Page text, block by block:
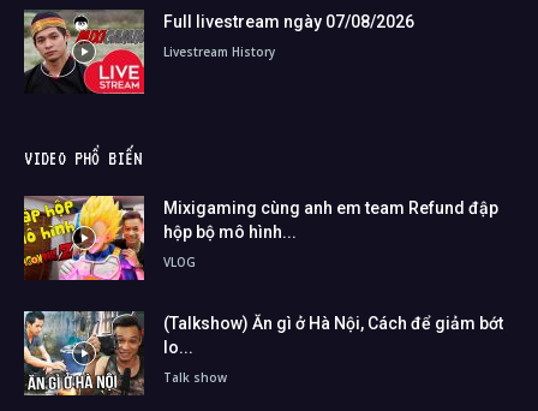
Full livestream ngày 07/08/2026
Livestream History
VIDEO PHỔ BIẾN
Mixigaming cùng anh em team Refund đập
hộp bộ mô hình...
VLOG
(Talkshow) Ăn gì ở Hà Nội, Cách để giảm bớt
lo...
Talk show